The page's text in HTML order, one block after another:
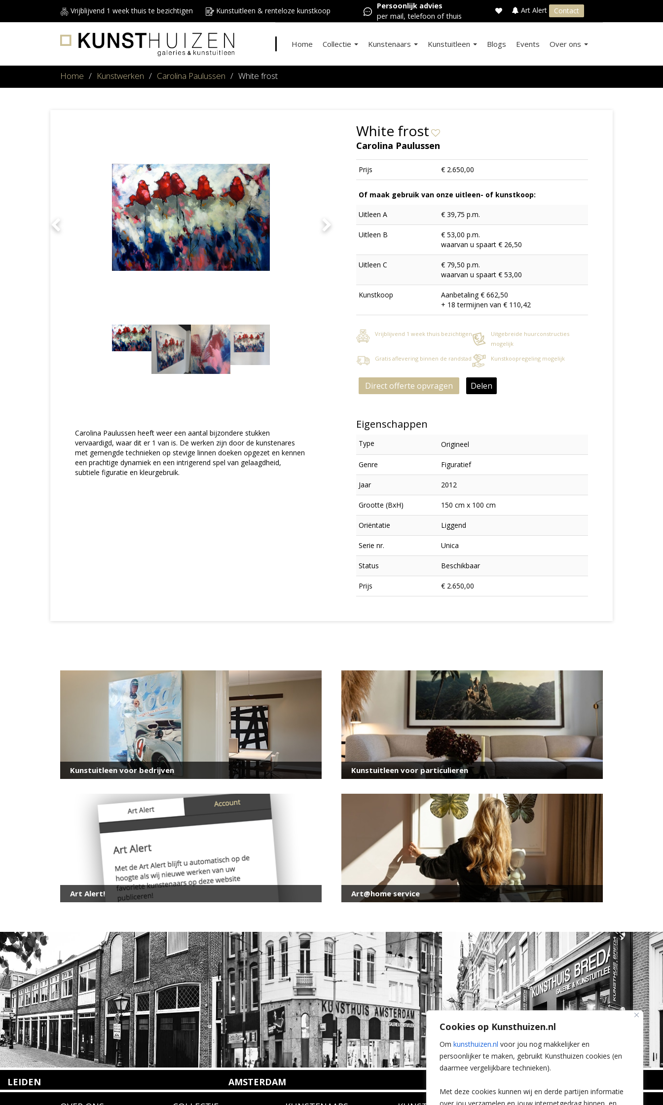
Cookies op Kunsthuizen.nl
Om kunsthuizen.nl voor jou nog makkelijker en
persoonlijker te maken, gebruikt Kunsthuizen cookies (en
daarmee vergelijkbare technieken).
Met deze cookies kunnen wij en derde partijen informatie
Vrijblijvend 1 week thuis te bezichtigen Kunstuitleen & renteloze kunstkoop
Persoonlijk advies
per mail, telefoon of thuis
Art Alert Contact
Home Collectie Kunstenaars Kunstuitleen Blogs Events Over ons
Home / Kunstwerken / Carolina Paulussen / White frost
Carolina Paulussen heeft weer een aantal bijzondere stukken
vervaardigd, waar dit er 1 van is. De werken zijn door de kunstenares
met gemengde technieken op stevige linnen doeken opgezet en kennen
een prachtige dynamiek en een intrigerend spel van gelaagdheid,
subtiele figuratie en kleurgebruik.
White frost
Carolina Paulussen
Prijs € 2.650,00
Of maak gebruik van onze uitleen- of kunstkoop:
Uitleen A € 39,75 p.m.
Uitleen B
€ 53,00 p.m.
waarvan u spaart € 26,50
Uitleen C
€ 79,50 p.m.
waarvan u spaart € 53,00
Kunstkoop
Aanbetaling € 662,50
+ 18 termijnen van € 110,42
Vrijblijvend 1 week thuis bezichtigen
Uitgebreide huurconstructies
mogelijk
Gratis aflevering binnen de randstad
Kunstkoopregeling mogelijk
Direct offerte opvragen Delen
Eigenschappen
Type Origineel
Genre Figuratief
Jaar 2012
Grootte (BxH) 150 cm x 100 cm
Oriëntatie Liggend
Serie nr. Unica
Status Beschikbaar
Prijs € 2.650,00
Kunstuitleen voor bedrijven Kunstuitleen voor particulieren
Art Alert! Art@home service
LEIDEN AMSTERDAM
Wilhelminastraat 11
voor onze nieuwsbrief
E-
mailadres
×